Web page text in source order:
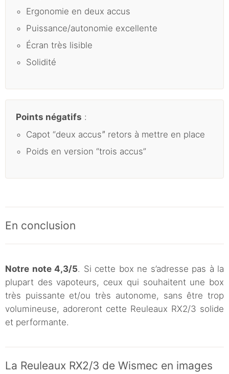
Ergonomie en deux accus
Puissance/autonomie excellente
Écran très lisible
Solidité
Points négatifs :
Capot “deux accusˮ retors à mettre en place
Poids en version “trois accus”
En conclusion
Notre note 4,3/5. Si cette box ne s’adresse pas à la
plupart des vapoteurs, ceux qui souhaitent une box
très puissante et/ou très autonome, sans être trop
volumineuse, adoreront cette Reuleaux RX2/3 solide
et performante.
La Reuleaux RX2/3 de Wismec en images